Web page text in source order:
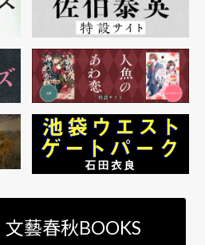
文藝春秋BOOKS